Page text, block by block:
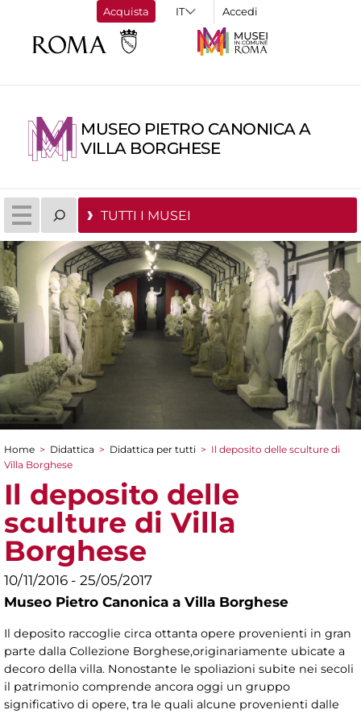
Acquista Accedi
MUSEO PIETRO CANONICA A
VILLA BORGHESE
TUTTI I MUSEI
Tu sei qui
Home > Didattica > Didattica per tutti > Il deposito delle sculture di
Villa Borghese
Il deposito delle
sculture di Villa
Borghese
10/11/2016 - 25/05/2017
Museo Pietro Canonica a Villa Borghese
Il deposito raccoglie circa ottanta opere provenienti in gran
parte dalla Collezione Borghese,originariamente ubicate a
decoro della villa. Nonostante le spoliazioni subite nei secoli
il patrimonio comprende ancora oggi un gruppo
significativo di opere, tra le quali alcune provenienti dalle